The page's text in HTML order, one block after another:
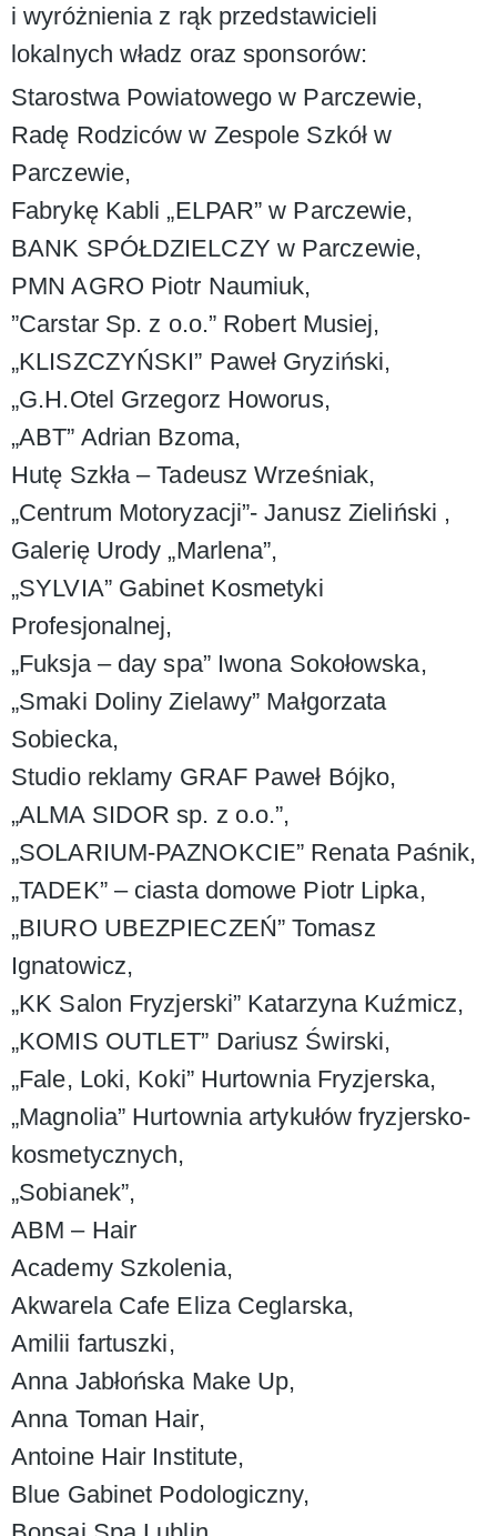
i wyróżnienia z rąk przedstawicieli
lokalnych władz oraz sponsorów:
Starostwa Powiatowego w Parczewie,
Radę Rodziców w Zespole Szkół w
Parczewie,
Fabrykę Kabli „ELPAR” w Parczewie,
BANK SPÓŁDZIELCZY w Parczewie,
PMN AGRO Piotr Naumiuk,
”Carstar Sp. z o.o.” Robert Musiej,
„KLISZCZYŃSKI” Paweł Gryziński,
„G.H.Otel Grzegorz Howorus,
„ABT” Adrian Bzoma,
Hutę Szkła – Tadeusz Wrześniak,
„Centrum Motoryzacji”- Janusz Zieliński ,
Galerię Urody „Marlena”,
„SYLVIA” Gabinet Kosmetyki
Profesjonalnej,
„Fuksja – day spa” Iwona Sokołowska,
„Smaki Doliny Zielawy” Małgorzata
Sobiecka,
Studio reklamy GRAF Paweł Bójko,
„ALMA SIDOR sp. z o.o.”,
„SOLARIUM-PAZNOKCIE” Renata Paśnik,
„TADEK” – ciasta domowe Piotr Lipka,
„BIURO UBEZPIECZEŃ” Tomasz
Ignatowicz,
„KK Salon Fryzjerski” Katarzyna Kuźmicz,
„KOMIS OUTLET” Dariusz Świrski,
„Fale, Loki, Koki” Hurtownia Fryzjerska,
„Magnolia” Hurtownia artykułów fryzjersko-
kosmetycznych,
„Sobianek”,
ABM – Hair
Academy Szkolenia,
Akwarela Cafe Eliza Ceglarska,
Amilii fartuszki,
Anna Jabłońska Make Up,
Anna Toman Hair,
Antoine Hair Institute,
Blue Gabinet Podologiczny,